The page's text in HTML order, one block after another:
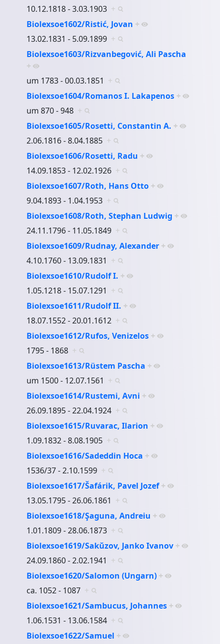
10.12.1818 - 3.03.1903 +
Biolexsoe1602/Ristić, Jovan +
13.02.1831 - 5.09.1899 +
Biolexsoe1603/Rizvanbegović, Ali Pascha
+
um 1783 - 00.03.1851 +
Biolexsoe1604/Romanos I. Lakapenos +
um 870 - 948 +
Biolexsoe1605/Rosetti, Constantin A. +
2.06.1816 - 8.04.1885 +
Biolexsoe1606/Rosetti, Radu +
14.09.1853 - 12.02.1926 +
Biolexsoe1607/Roth, Hans Otto +
9.04.1893 - 1.04.1953 +
Biolexsoe1608/Roth, Stephan Ludwig +
24.11.1796 - 11.05.1849 +
Biolexsoe1609/Rudnay, Alexander +
4.10.1760 - 13.09.1831 +
Biolexsoe1610/Rudolf I. +
1.05.1218 - 15.07.1291 +
Biolexsoe1611/Rudolf II. +
18.07.1552 - 20.01.1612 +
Biolexsoe1612/Rufos, Venizelos +
1795 - 1868 +
Biolexsoe1613/Rüstem Pascha +
um 1500 - 12.07.1561 +
Biolexsoe1614/Rustemi, Avni +
26.09.1895 - 22.04.1924 +
Biolexsoe1615/Ruvarac, Ilarion +
1.09.1832 - 8.08.1905 +
Biolexsoe1616/Sadeddin Hoca +
1536/37 - 2.10.1599 +
Biolexsoe1617/Šafárik, Pavel Jozef +
13.05.1795 - 26.06.1861 +
Biolexsoe1618/Şaguna, Andreiu +
1.01.1809 - 28.06.1873 +
Biolexsoe1619/Sakŭzov, Janko Ivanov +
24.09.1860 - 2.02.1941 +
Biolexsoe1620/Salomon (Ungarn) +
ca. 1052 - 1087 +
Biolexsoe1621/Sambucus, Johannes +
1.06.1531 - 13.06.1584 +
Biolexsoe1622/Samuel +